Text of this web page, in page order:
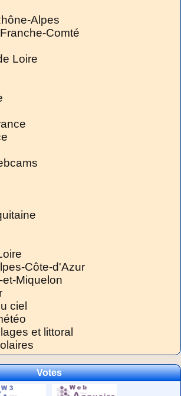
Alpes
Comté
Loire
Côte-d'Azur
et-Miquelon
ciel
et littoral
Votes